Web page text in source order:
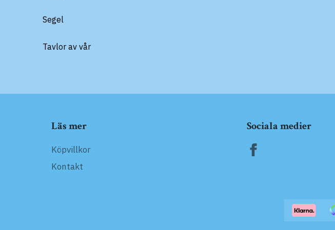
Segel
Tavlor av vår
Läs mer
Köpvillkor
Kontakt
Sociala medier